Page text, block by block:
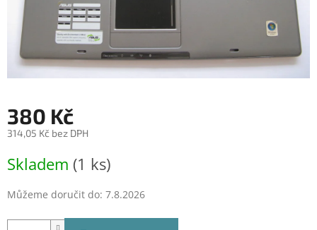
380 Kč
314,05 Kč bez DPH
cena:
Skladem (1 ks)
Můžeme doručit do: 7.8.2026